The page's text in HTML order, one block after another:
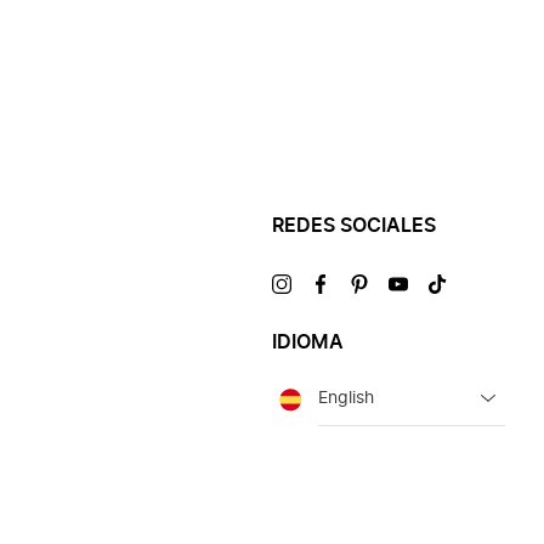
REDES SOCIALES
VisítanosVisítanosVisítanosVisítanosVisítanos
IDIOMA
Idioma